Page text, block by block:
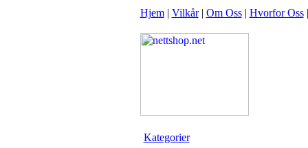
Hjem| Vilkår | Om Oss | Hvorfor Oss |
Kategorier